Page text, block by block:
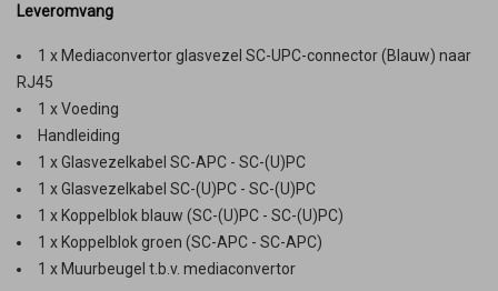
Leveromvang
1 x Mediaconvertor glasvezel SC-UPC-connector (Blauw) naar
RJ45
1 x Voeding
Handleiding
1 x Glasvezelkabel SC-APC - SC-(U)PC
1 x Glasvezelkabel SC-(U)PC - SC-(U)PC
1 x Koppelblok blauw (SC-(U)PC - SC-(U)PC)
1 x Koppelblok groen (SC-APC - SC-APC)
1 x Muurbeugel t.b.v. mediaconvertor